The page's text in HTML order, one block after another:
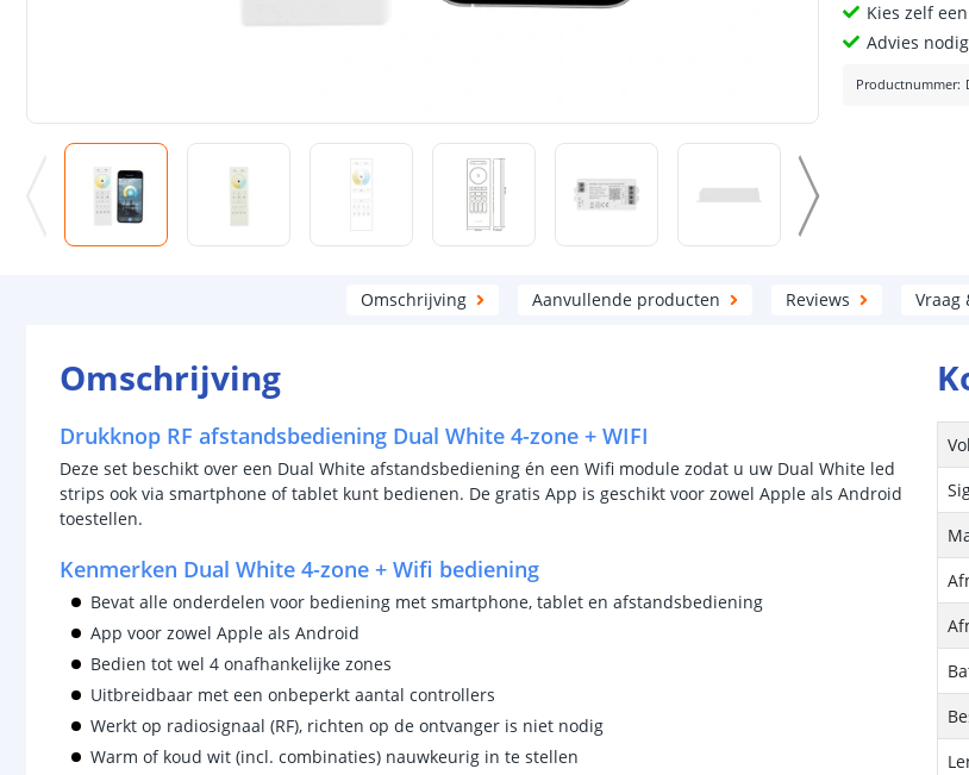
Kies zelf
Advies
Productnummer:
Omschrijving Aanvullende producten Reviews Vraag
Omschrijving
Drukknop RF afstandsbediening Dual White 4-zone + WIFI
Deze set beschikt over een Dual White afstandsbediening én een Wifi module zodat u uw Dual White led
strips ook via smartphone of tablet kunt bedienen. De gratis App is geschikt voor zowel Apple als Android
toestellen.
Kenmerken Dual White 4-zone + Wifi bediening
Bevat alle onderdelen voor bediening met smartphone, tablet en afstandsbediening
App voor zowel Apple als Android
Bedien tot wel 4 onafhankelijke zones
Uitbreidbaar met een onbeperkt aantal controllers
Werkt op radiosignaal (RF), richten op de ontvanger is niet nodig
Warm of koud wit (incl. combinaties) nauwkeurig in te stellen